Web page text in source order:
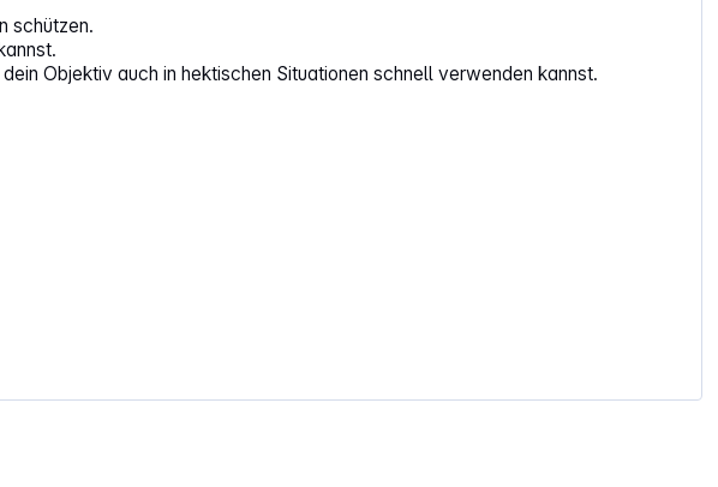
schützen.
Objektiv auch in hektischen Situationen schnell verwenden kannst.